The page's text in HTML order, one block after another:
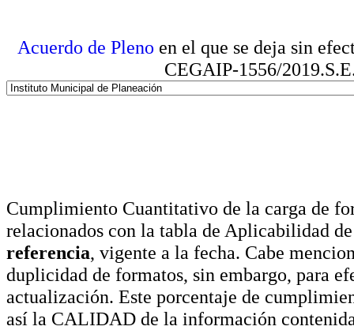
Acuerdo de Pleno en el que se deja sin
CEGAIP-1556/
Cumplimiento Cuantitativo de la carga de
relacionados con la tabla de Aplicabilidad
referencia, vigente a la fecha. Cabe
duplicidad de formatos, sin embargo, para
actualización. Este porcentaje de
así la CALIDAD de la información